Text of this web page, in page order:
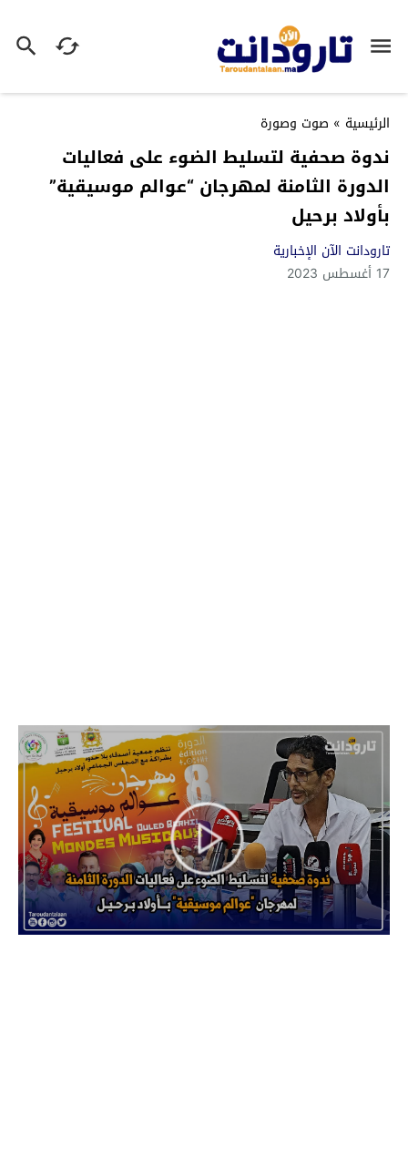
الرئيسية » صوت وصورة
ندوة صحفية لتسليط الضوء على فعاليات
الدورة الثامنة لمهرجان “عوالم موسيقية”
بأولاد برحيل
تارودانت الآن الإخبارية
17 أغسطس 2023